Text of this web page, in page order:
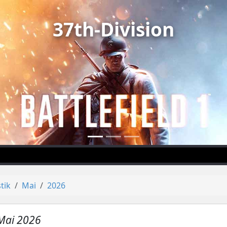
37th-Division
Mai 2026
2026